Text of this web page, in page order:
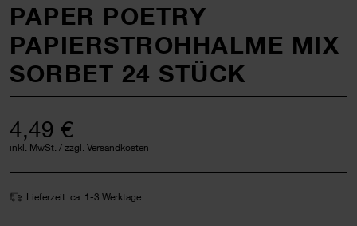
PAPER POETRY
PAPIERSTROHHALME MIX
SORBET 24 STÜCK
4,49 €
inkl. MwSt. / zzgl. Versandkosten
Lieferzeit: ca. 1-3 Werktage